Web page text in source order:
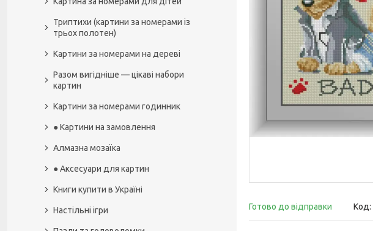
Готово до відправки Код:
Триптихи (картини за номерами із
трьох полотен)
Картини за номерами на дереві
Разом вигідніше — цікаві набори
картин
Картини за номерами годинник
● Картини на замовлення
Алмазна мозаїка
● Аксесуари для картин
Книги купити в Україні
Настільні ігри